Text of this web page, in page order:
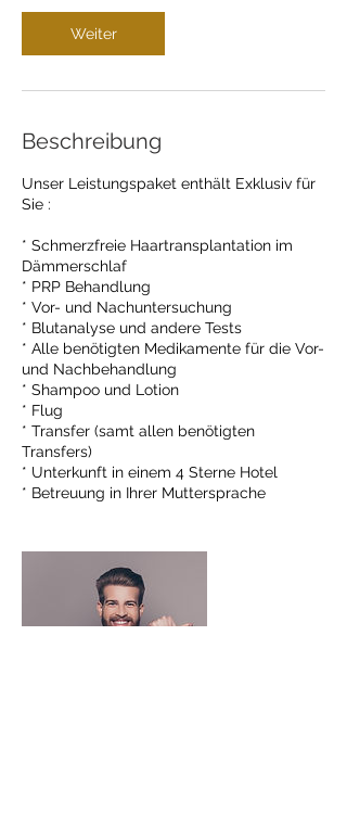
n
.
Weiter
Beschreibung
Unser Leistungspaket enthält Exklusiv für
Sie :
* Schmerzfreie Haartransplantation im
Dämmerschlaf
* PRP Behandlung
* Vor- und Nachuntersuchung
* Blutanalyse und andere Tests
* Alle benötigten Medikamente für die Vor-
und Nachbehandlung
* Shampoo und Lotion
* Flug
* Transfer (samt allen benötigten
Transfers)
* Unterkunft in einem 4 Sterne Hotel
* Betreuung in Ihrer Muttersprache